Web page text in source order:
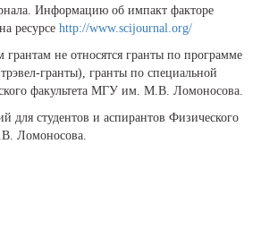
Информацию об импакт факторе
ресурсе http://www.scijournal.org/
грантам не относятся гранты по программе
гранты), гранты по специальной
факультета МГУ им. М.В. Ломоносова.
для студентов и аспирантов Физического
Ломоносова.